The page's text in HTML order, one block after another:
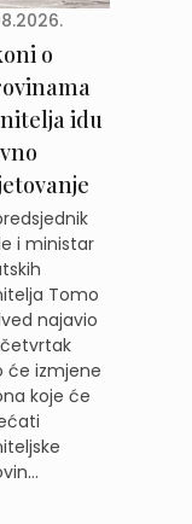
o
idu
i ministar
Tomo
najavio
će izmjene
koje će